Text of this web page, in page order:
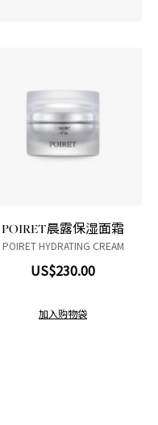
POIRET晨露保湿面霜
POIRET HYDRATING CREAM
US$230.00
加入购物袋